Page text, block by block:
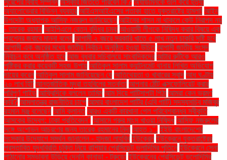
অ্যালোভেরার বিভিন্ন ব্যবহার আইএসআইএসের পতাকা হাতে যুক্তরাষ্ট্রে হামলা! আইন
উপদেষ্টা অধ্যাপক আসিফ নজরুল জানিয়েছেন আইনের শাসন না থাকলে কেউ নিরাপদ নয়
- তারেক রহমান আইপিএলে বেতন বৃদ্ধির চমক আওয়ামী লীগকে নিষিদ্ধ করার বিষয়ে এক
প্রশ্নের জবাবে মান্না বলেন আগামী ২ বছরে সরকারি খাতে ৫ লাখ নতুন চাকরি সৃষ্টি হবে
আগামী এক বছরের মধ্যে জাতীয় নির্বাচন অনুষ্ঠিত হওয়া উচিত আগামী জাতীয় সংসদ
নির্বাচন কবে অনুষ্ঠিত হবে আজ বুধবার সচিবালয়ে সাংবাদিকদের আটার রুটিকে আরও
পুষ্টিকর করার কয়েকটি সহজ উপায় আতিকুল সালাম ক্যান্টনমেন্ট থানায় লিখিত অভিযোগ
দায়ের করেন আতিকুল সালাম জানিয়েছেন যে আতিথেয়তা ও খাবারের স্বাদ আধ ঘণ্টায়
২০ লাখ হিট আন্তর্জাতিক মুদ্রা তহবিলের সতর্কতা আপনার ঠোঁট এক্সফোলিয়েট করার
পরিপূর্ণ গাইড আফ্রিদিকে বললেন তামিম আম দিয়ে পাটিসাপটা পিঠা আমরা কেন ভ্রমণ
করি? আমলাতন্ত্র রাজনীতির চাপে আমার বাংলাদেশ পার্টির (এবি পার্টি) সদস্যসচিব মজিবুর
রহমান মঞ্জু বলেছেন আমি ক্লান্ত আরও একটি কারখানা পেল পরিবেশবান্ধব স্বীকৃতি
আসকের উদ্বেগ: ঢাকা প্রতিবেদন" আসামে গরুর মাংস খাওয়া নিষিদ্ধ আসিফ নজরুলের
সঙ্গে অশোভন আচরণের জন্য তারেক রহমানের নিন্দা আহত ১". ইইউ বাংলাদেশের
সংস্কার উদ্যোগে সমর্থন জানালেন - হাদজা লাহবিব ইউক্রেন ইউক্রেনে যুক্তরাষ্ট্রের
প্রস্তাবিত যুদ্ধবিরতি চুক্তি নিয়ে রাশিয়ার প্রেসিডেন্ট ভ্লাদিমির পুতিনে ইউক্রেনে সেনা
পাঠানোর সম্ভাবনা উড়িয়ে দেননি কানাডা - ট্রুডো ইউক্রেনের প্রেসিডেন্ট ভলোদিমির